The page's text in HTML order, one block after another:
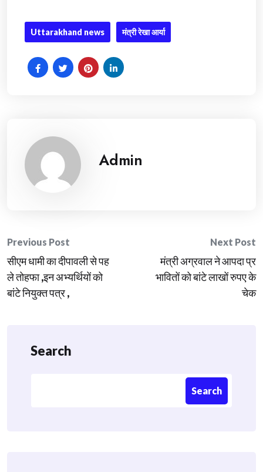
Uttarakhand news मंत्री रेखा आर्या
Admin
Post
navigation
Previous Post
सीएम धामी का दीपावली से पह
ले तोहफा ,इन अभ्यर्थियों को
बांटे नियुक्त पत्र ,
Next Post
मंत्री अग्रवाल ने आपदा प्र
भावितों को बांटे लाखों रुपए के
चेक
Search
Search